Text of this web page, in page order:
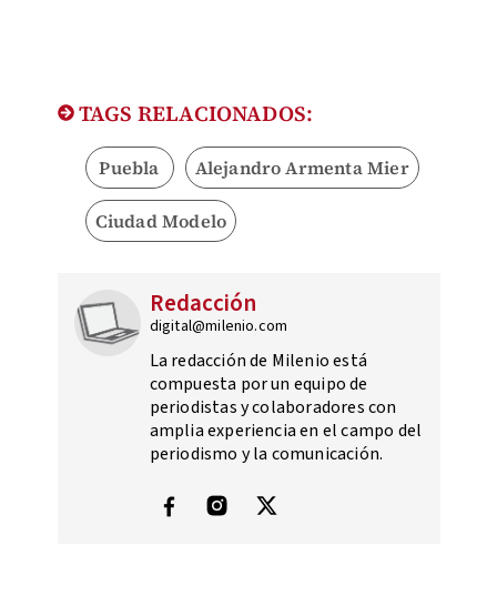
TAGS RELACIONADOS:
Puebla Alejandro Armenta Mier
Ciudad Modelo
Redacción
digital@milenio.com
La redacción de Milenio está
compuesta por un equipo de
periodistas y colaboradores con
amplia experiencia en el campo del
periodismo y la comunicación.